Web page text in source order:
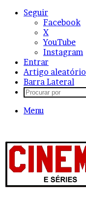
Seguir
Facebook
X
YouTube
Instagram
Entrar
Artigo aleatório
Barra Lateral
Menu